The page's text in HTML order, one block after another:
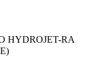
HYDROJET-RA